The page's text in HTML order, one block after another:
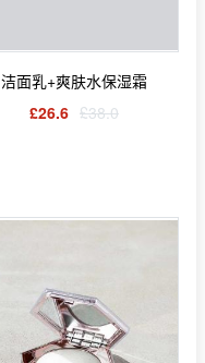
洁面乳+爽肤水保湿霜
£26.6 £38.0